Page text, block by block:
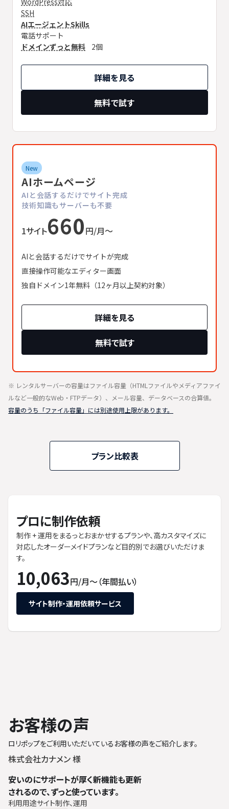
SSH
AIエージェントSkills
電話サポート
ドメインずっと無料
2個
詳細を見る
無料で試す
New
AIホームページ
AIと会話するだけでサイト完成
技術知識もサーバーも不要
1サイト660円/月〜
AIと会話するだけでサイトが完成
直接操作可能なエディター画面
独自ドメイン1年無料（12ヶ月以上契約対象）
詳細を見る
無料で試す
※ レンタルサーバーの容量はファイル容量（HTMLファイルやメディアファイ
ルなど一般的なWeb・FTPデータ）、メール容量、データベースの合算値。
容量のうち「ファイル容量」には別途使用上限があります。
プラン比較表
プロに制作依頼
制作 + 運用をまるっとおまかせするプランや、高カスタマイズに
対応したオーダーメイドプランなど目的別でお選びいただけま
す。
10,063円/月〜（年間払い）
サイト制作・運用依頼サービス
お客様の声
ロリポップをご利用いただいているお客様の声をご紹介します。
株式会社カナメン 様
安いのにサポートが厚く新機能も更新
されるので、ずっと使っています。
利用用途サイト制作、運用